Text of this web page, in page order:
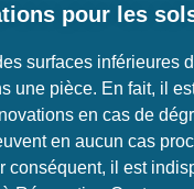
pour les
surfaces inférieures
une pièce. En fait, il
en cas de
en aucun cas
conséquent, il est